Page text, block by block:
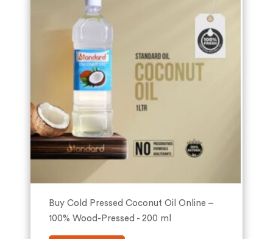
Buy Cold Pressed Coconut Oil Online –
100% Wood-Pressed - 200 ml